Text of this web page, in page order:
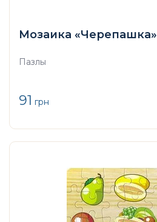
Мозаика «Черепашка»
Пазлы
91 грн